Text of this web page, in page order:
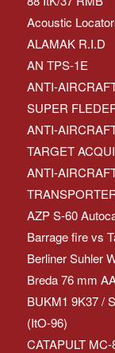
Acoustic
ALAMAK R.I.D
AN TPS-1E
ANTI-
SUPER
ANTI-
TARGET
ANTI-
AZP S-60
Barrage fire vs
Berliner Suhler
Breda 76 mm
BUKM1 9K37 /
(ItO-96)
CATAPULT MC-